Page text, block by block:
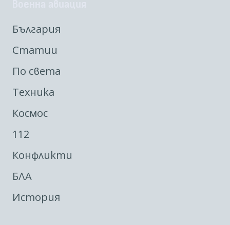
България
Статии
По света
Техника
Космос
112
Конфликти
БЛА
История